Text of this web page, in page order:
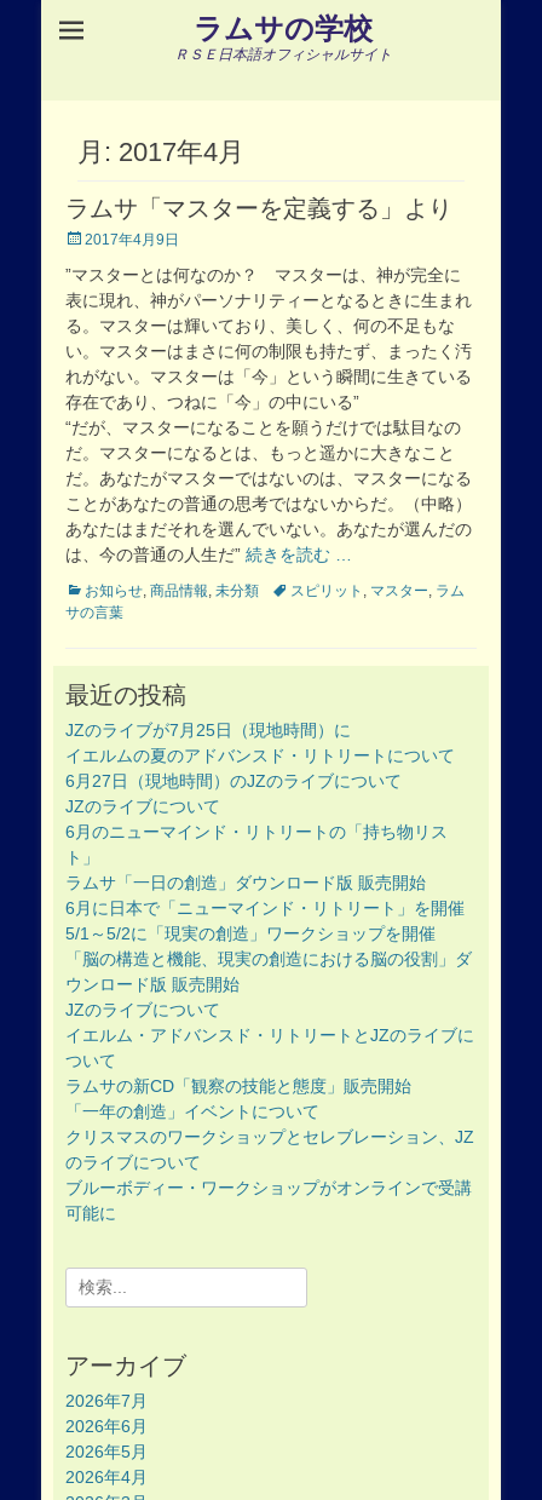
ラムサの学校
ＲＳＥ日本語オフィシャルサイト
月: 2017年4月
ラムサ「マスターを定義する」より
Posted
2017年4月9日
”マスターとは何なのか？ マスターは、神が完全に
表に現れ、神がパーソナリティーとなるときに生まれ
る。マスターは輝いており、美しく、何の不足もな
い。マスターはまさに何の制限も持たず、まったく汚
れがない。マスターは「今」という瞬間に生きている
存在であり、つねに「今」の中にいる”
“だが、マスターになることを願うだけでは駄目なの
だ。マスターになるとは、もっと遥かに大きなこと
だ。あなたがマスターではないのは、マスターになる
ことがあなたの普通の思考ではないからだ。（中略）
あなたはまだそれを選んでいない。あなたが選んだの
は、今の普通の人生だ” 続きを読む …
Categories
お知らせ, 商品情報, 未分類 Tagsスピリット , マスター, ラム
サの言葉
最近の投稿
JZのライブが7月25日（現地時間）に
イエルムの夏のアドバンスド・リトリートについて
6月27日（現地時間）のJZのライブについて
JZのライブについて
6月のニューマインド・リトリートの「持ち物リス
ト」
ラムサ「一日の創造」ダウンロード版 販売開始
6月に日本で「ニューマインド・リトリート」を開催
5/1～5/2に「現実の創造」ワークショップを開催
「脳の構造と機能、現実の創造における脳の役割」ダ
ウンロード版 販売開始
JZのライブについて
イエルム・アドバンスド・リトリートとJZのライブに
ついて
ラムサの新CD「観察の技能と態度」販売開始
「一年の創造」イベントについて
クリスマスのワークショップとセレブレーション、JZ
のライブについて
ブルーボディー・ワークショップがオンラインで受講
可能に
Search
for:
アーカイブ
2026年7月
2026年6月
2026年5月
2026年4月